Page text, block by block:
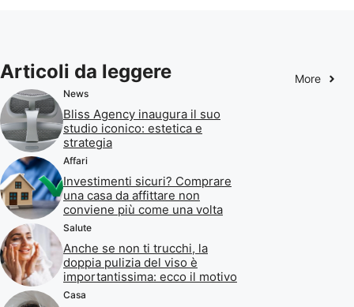
Articoli da leggere More
News
Bliss Agency inaugura il suo
studio iconico: estetica e
strategia
Affari
Investimenti sicuri? Comprare
una casa da affittare non
conviene più come una volta
Salute
Anche se non ti trucchi, la
doppia pulizia del viso è
importantissima: ecco il motivo
Casa